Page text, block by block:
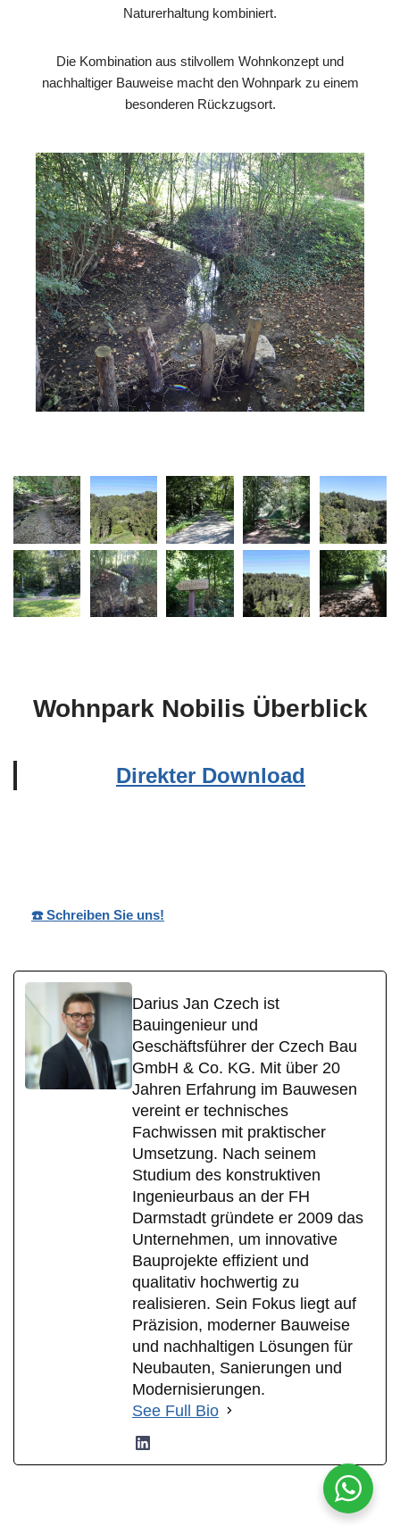
Naturerhaltung kombiniert.
Die Kombination aus stilvollem Wohnkonzept und
nachhaltiger Bauweise macht den Wohnpark zu einem
besonderen Rückzugsort.
Wohnpark Nobilis Überblick
Direkter Download
☎️ Schreiben Sie uns!
Darius Jan Czech ist
Bauingenieur und
Geschäftsführer der Czech Bau
GmbH & Co. KG. Mit über 20
Jahren Erfahrung im Bauwesen
vereint er technisches
Fachwissen mit praktischer
Umsetzung. Nach seinem
Studium des konstruktiven
Ingenieurbaus an der FH
Darmstadt gründete er 2009 das
Unternehmen, um innovative
Bauprojekte effizient und
qualitativ hochwertig zu
realisieren. Sein Fokus liegt auf
Präzision, moderner Bauweise
und nachhaltigen Lösungen für
Neubauten, Sanierungen und
Modernisierungen.
See Full Bio